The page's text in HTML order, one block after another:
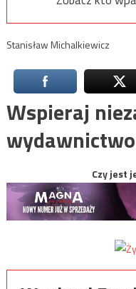
Stanisław Michalkiewicz
Wspieraj
Czy jest